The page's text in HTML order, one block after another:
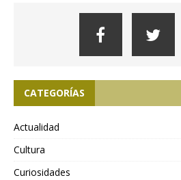
CATEGORÍAS
Actualidad
Cultura
Curiosidades